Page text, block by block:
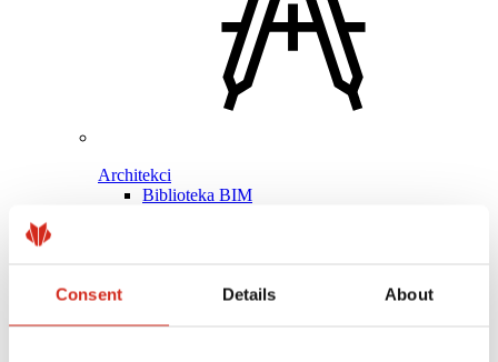
Consent Details About
Architekci
Biblioteka BIM